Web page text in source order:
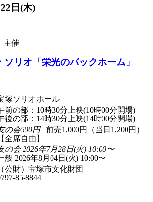
日(木)
主催
ソリオ「栄光のバックホーム」
塚ソリオホール
前の部：10時30分上映(10時00分開場)
後の部：14時30分上映(14時00分開場)
の会500円前売1,000円（当日1,200円）
【全席自由】
の会 2026年7月28日(火) 10:00〜
般 2026年8月04日(火) 10:00〜
（公財）宝塚市文化財団
85-8844